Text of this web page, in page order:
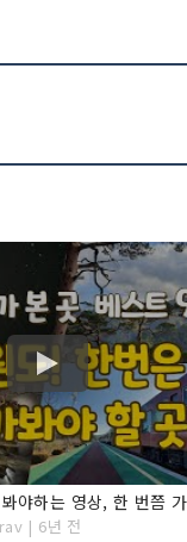
| 6년 전